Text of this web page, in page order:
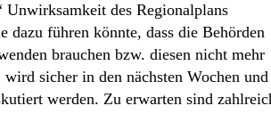
Unwirksamkeit des Regionalplans
dazu führen könnte, dass die Behörden
brauchen bzw. diesen nicht mehr
wird sicher in den nächsten Wochen und
werden. Zu erwarten sind